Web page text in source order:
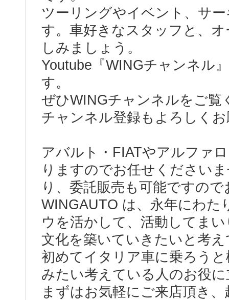
ツーリングやイベント、サ
す。車好きなスタッフと、
しみましょう。
Youtube『WINGチャンネル
す。
ぜひWINGチャンネルをご覧
チャンネル登録もよろしく
アバルト・FIATやアルファ
りますのでお任せください
り、委託販売も可能ですの
WINGAUTO は、永年にわた
ウを活かして、活動してま
文化を築いていきたいと考
初めてイタリア車に乗ろう
みたい考えている人のお役
まずはお気軽にご来店頂き